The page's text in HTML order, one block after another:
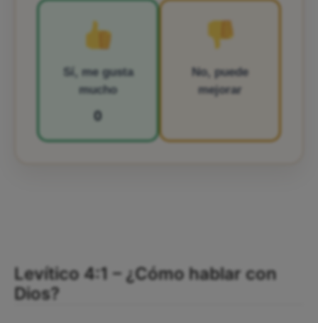
Sí, me gusta
mucho
0
No, puede
mejorar
Levítico 4:1 – ¿Cómo hablar con
Dios?